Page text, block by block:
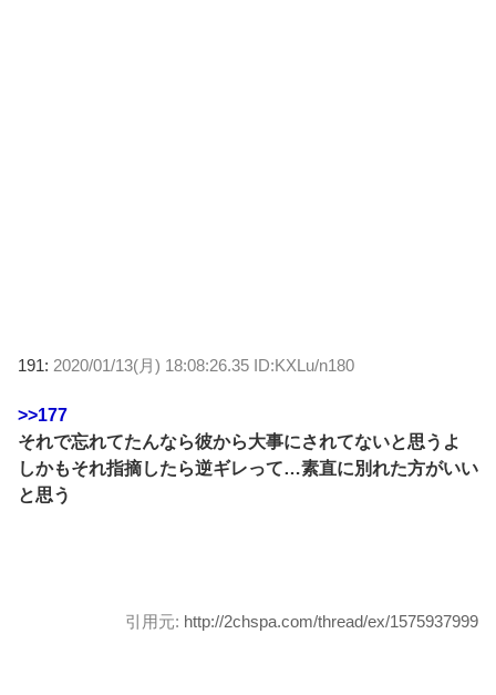
191: 2020/01/13(月) 18:08:26.35 ID:KXLu/n180
>>177
それで忘れてたんなら彼から大事にされてないと思うよ
しかもそれ指摘したら逆ギレって…素直に別れた方がいい
と思う
引用元: http://2chspa.com/thread/ex/1575937999